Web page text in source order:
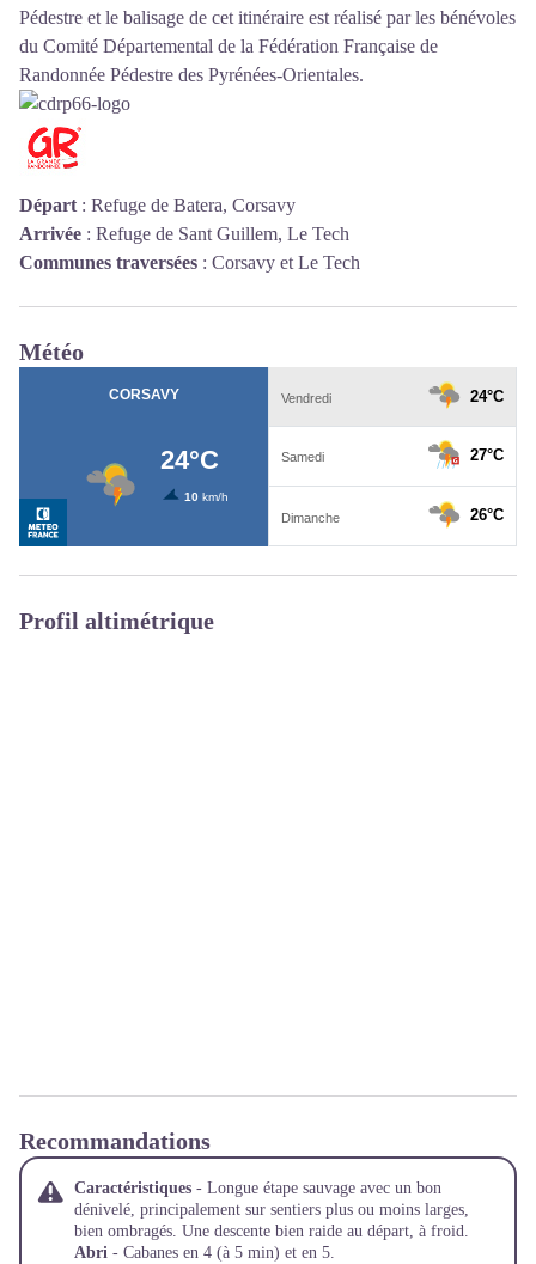
Pédestre et le balisage de cet itinéraire est réalisé par les bénévoles
du Comité Départemental de la Fédération Française de
Randonnée Pédestre des Pyrénées-Orientales.
Départ : Refuge de Batera, Corsavy
Arrivée : Refuge de Sant Guillem, Le Tech
Communes traversées : Corsavy et Le Tech
Météo
Profil altimétrique
Recommandations
Caractéristiques - Longue étape sauvage avec un bon
dénivelé, principalement sur sentiers plus ou moins larges,
bien ombragés. Une descente bien raide au départ, à froid.
Abri - Cabanes en 4 (à 5 min) et en 5.